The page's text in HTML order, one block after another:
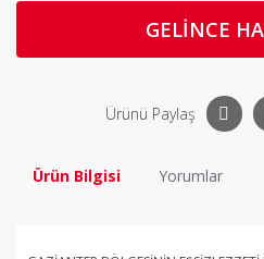
GELİNCE
Ürünü Paylaş
Ürün Bilgisi Yorumlar